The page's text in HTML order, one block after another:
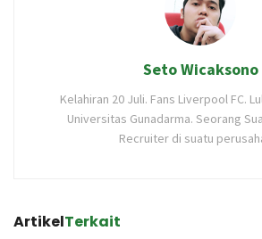
Seto Wicaksono
Kelahiran 20 Juli. Fans Liverpool FC.
Universitas Gunadarma. Seorang
Recruiter di suatu
ArtikelTerkait